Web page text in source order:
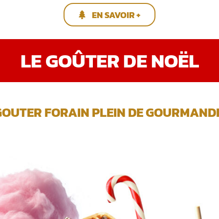
EN SAVOIR +
LE GOÛTER DE NOËL
FORAIN PLEIN DE